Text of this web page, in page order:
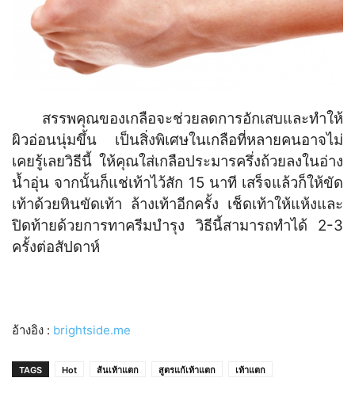
สรรพคุณของเกลือจะช่วยลดการอักเสบและทำให้
ผิวอ่อนนุ่มขึ้น เป็นสิ่งพิเศษในเกลือที่หลายคนอาจไม่
เคยรู้เลยวิธีนี้ ให้คุณใส่เกลือประมารครึ่งถ้วยลงในอ่าง
น้ำอุ่น จากนั้นก็แช่เท้าไว้สัก 15 นาที เสร็จแล้วก็ให้ขัด
เท้าด้วยหินขัดเท้า ล้างเท้าอีกครั้ง เช็ดเท้าให้แห้งและ
ปิดท้ายด้วยการทาครีมบำรุง วิธีนี้สามารถทำได้ 2-3
ครั้งต่อสัปดาห์
อ้างอิง : brightside.me
TAGS Hot ส้นเท้าแตก สูตรแก้เท้าแตก เท้าแตก